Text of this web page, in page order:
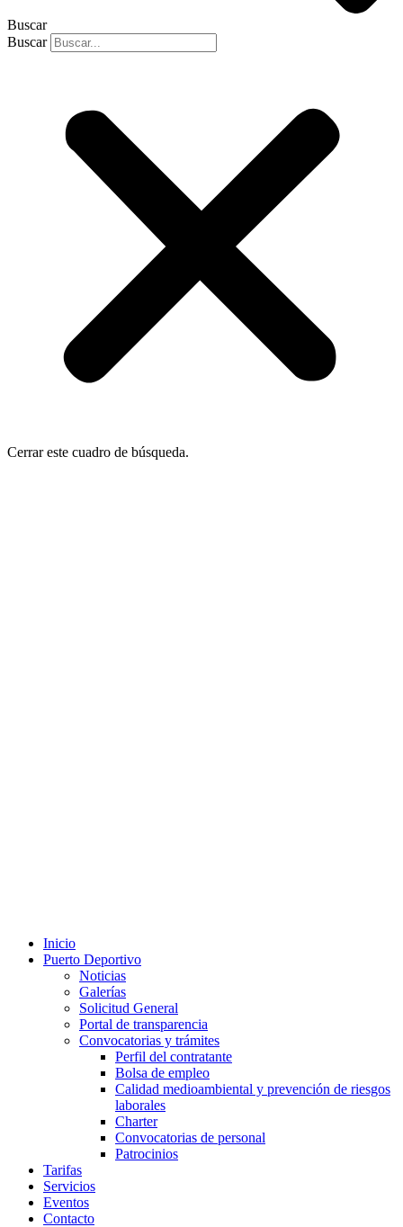
Buscar
Buscar
Cerrar este cuadro de búsqueda.
Inicio
Puerto Deportivo
Noticias
Galerías
Solicitud General
Portal de transparencia
Convocatorias y trámites
Perfil del contratante
Bolsa de empleo
Calidad medioambiental y prevención de riesgos
laborales
Charter
Convocatorias de personal
Patrocinios
Tarifas
Servicios
Eventos
Contacto